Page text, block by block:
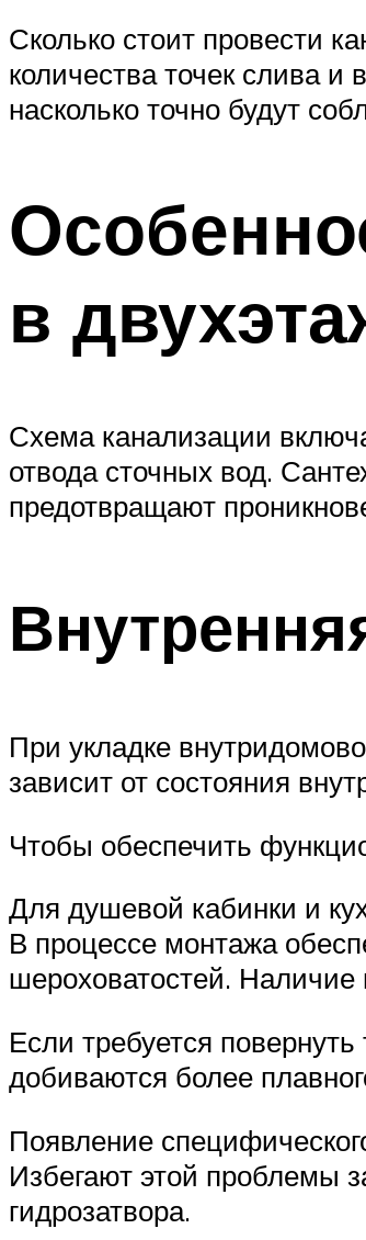
Сколько стоит провести
количества точек слива и
насколько точно будут
в
Схема канализации
отвода сточных вод.
предотвращают
При укладке
зависит от состояния
Чтобы обеспечить
Для душевой кабинки и
В процессе монтажа
шероховатостей. Наличие
Если требуется
добиваются более
Появление
Избегают этой проблемы
гидрозатвора.